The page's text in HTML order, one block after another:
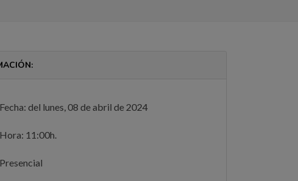
Fecha: del lunes, 08 de abril de 2024
Hora: 11:00h.
Presencial